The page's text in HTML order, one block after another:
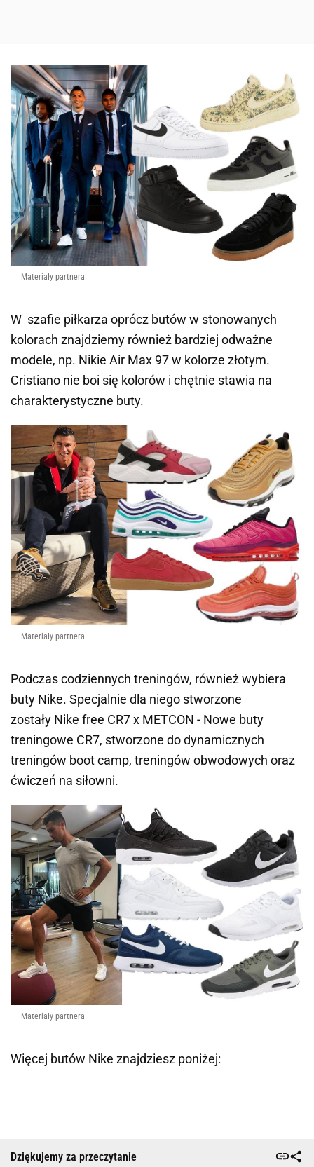
Materiały partnera
W szafie piłkarza oprócz butów w stonowanych
kolorach znajdziemy również bardziej odważne
modele, np. Nikie Air Max 97 w kolorze złotym.
Cristiano nie boi się kolorów i chętnie stawia na
charakterystyczne buty.
Materiały partnera
Podczas codziennych treningów, również wybiera
buty Nike. Specjalnie dla niego stworzone
zostały Nike free CR7 x METCON - Nowe buty
treningowe CR7, stworzone do dynamicznych
treningów boot camp, treningów obwodowych oraz
ćwiczeń na siłowni.
Materiały partnera
Więcej butów Nike znajdziesz poniżej:
Dziękujemy za przeczytanie